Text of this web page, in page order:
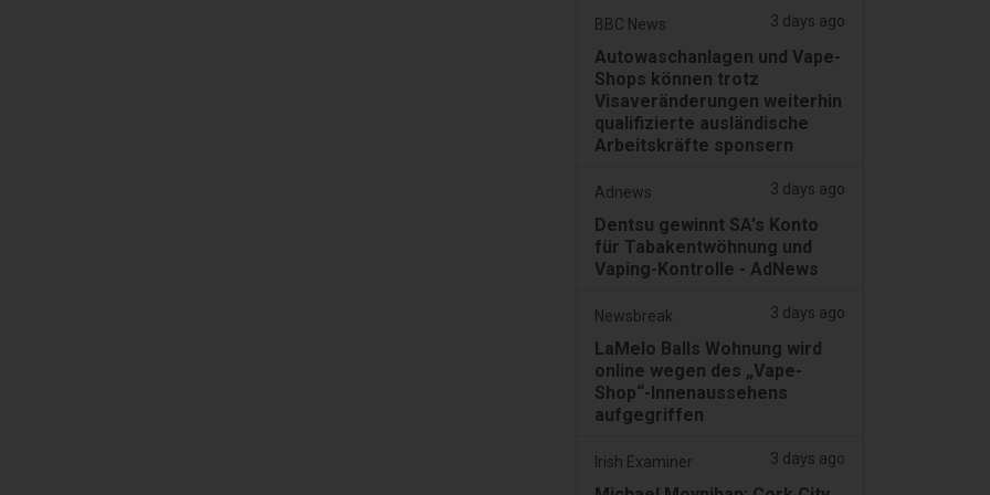
BBC News 3 days ago
Autowaschanlagen und Vape-
Shops können trotz
Visaveränderungen weiterhin
qualifizierte ausländische
Arbeitskräfte sponsern
Adnews 3 days ago
Dentsu gewinnt SA's Konto
für Tabakentwöhnung und
Vaping-Kontrolle - AdNews
Newsbreak 3 days ago
LaMelo Balls Wohnung wird
online wegen des „Vape-
Shop“-Innenaussehens
aufgegriffen
Irish Examiner 3 days ago